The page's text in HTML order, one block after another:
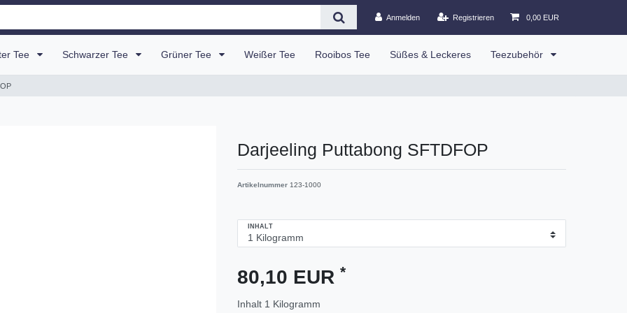
Anmelden Registrieren 0,00 EUR
Tee Schwarzer Tee Grüner Tee Weißer Tee Rooibos Tee Süßes & Leckeres Teezubehör
Darjeeling Puttabong SFTDFOP
Artikelnummer 123-1000
INHALT
80,10 EUR *
Inhalt 1 Kilogramm